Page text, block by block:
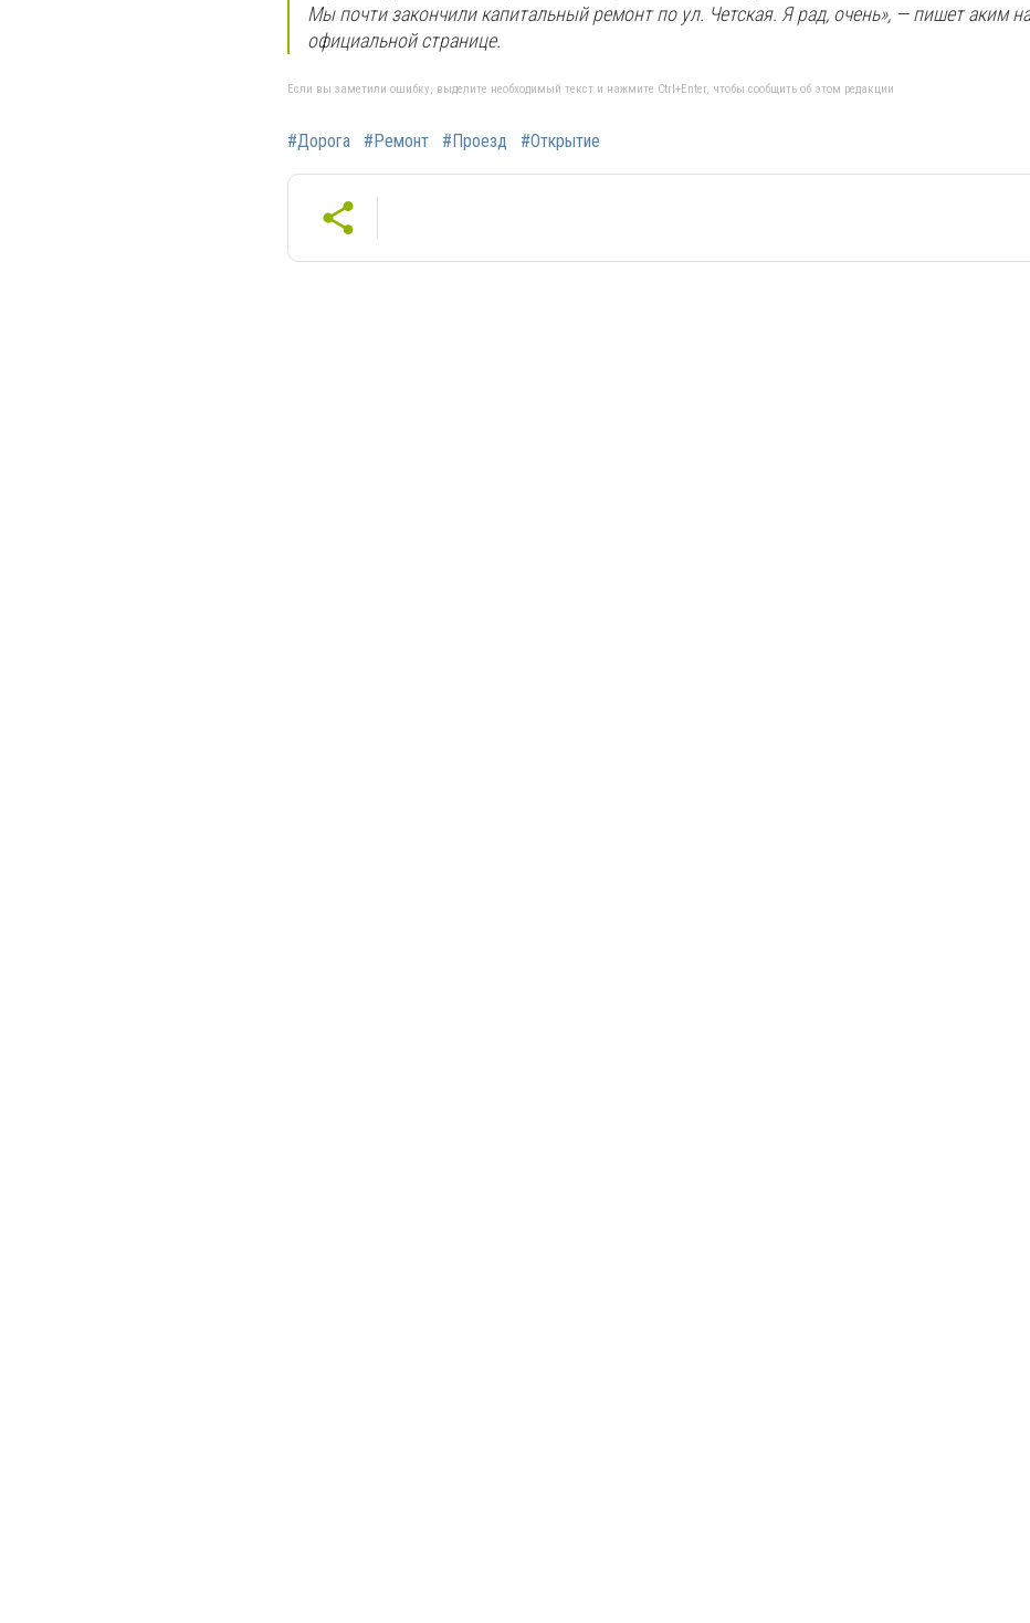
Мы почти закончили капитальный ремонт по ул. Четская. Я рад, очень», — пишет аким
официальной странице.
Если вы заметили ошибку, выделите необходимый текст и нажмите Ctrl+Enter, чтобы сообщить об этом редакции
#Дорога #Ремонт #Проезд #Открытие